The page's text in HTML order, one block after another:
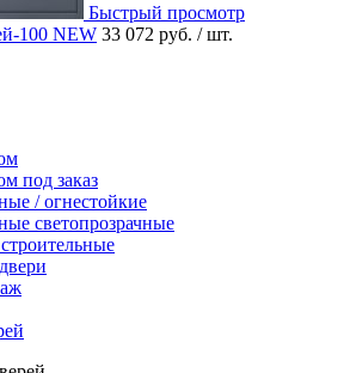
Быстрый просмотр
100 NEW 33 072 руб. / шт.
под заказ
/ огнестойкие
светопрозрачные